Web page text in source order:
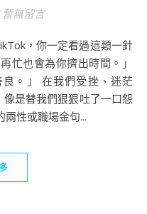
暫無留言
忙也會為你擠出時間。」
良。」 在我們受挫、迷茫
是替我們狠狠吐了一口怨
性或職場金句...